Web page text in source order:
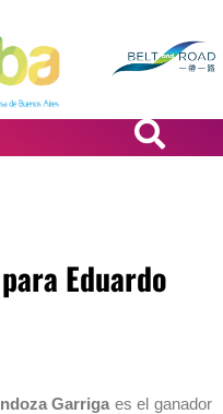
Eduardo
Garriga es el ganador